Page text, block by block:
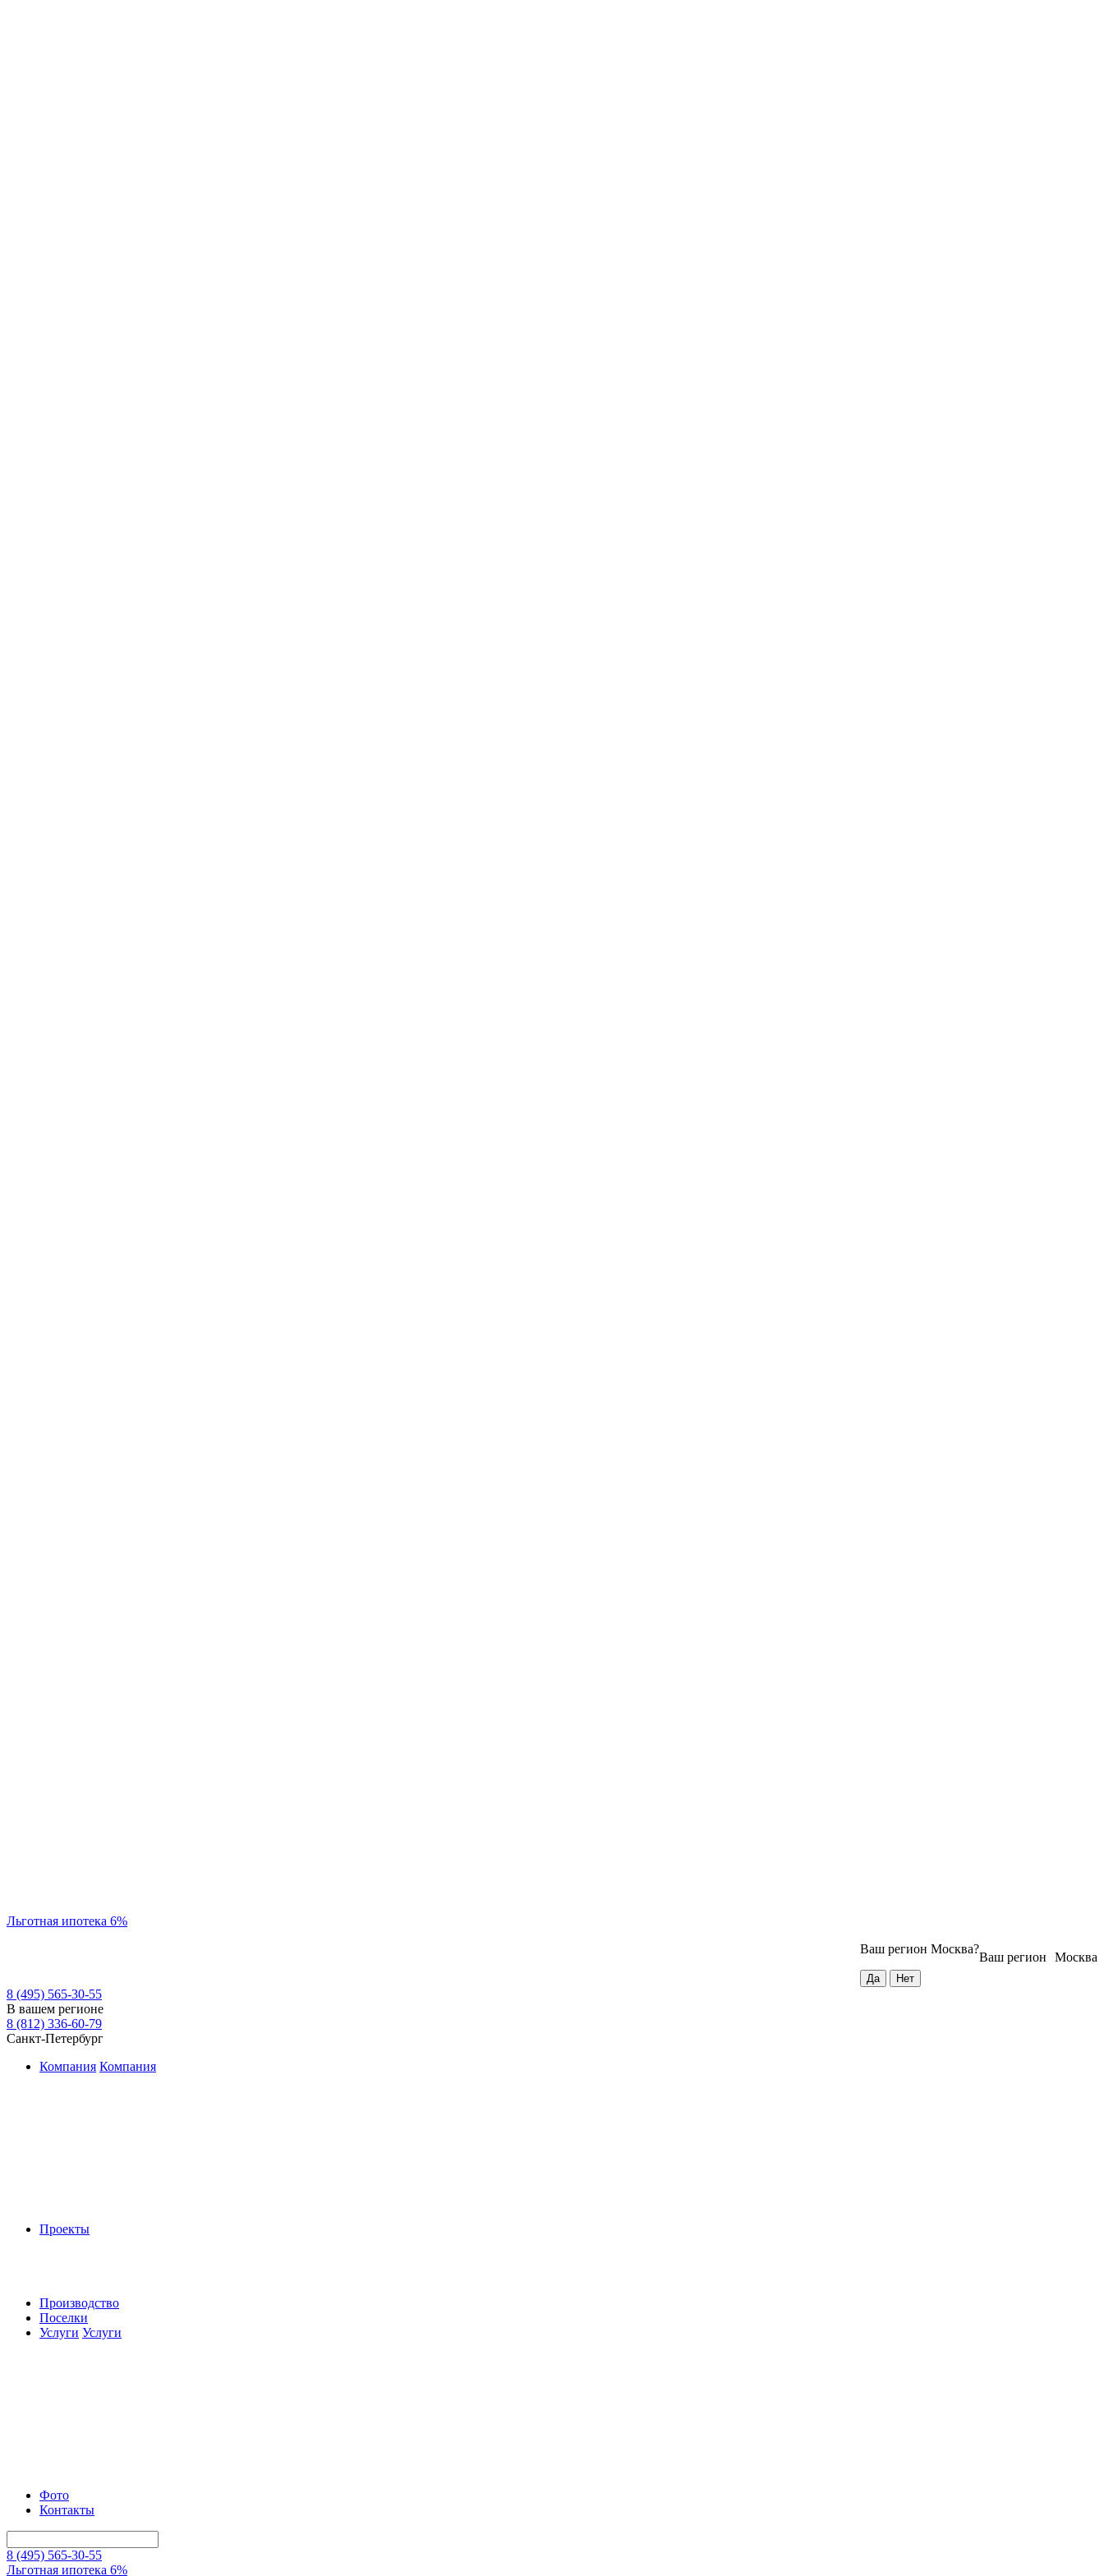
Льготная ипотека 6%
Москва
Ваш регион
Ваш регион Москва?
8 (495) 565-30-55
В вашем регионе
8 (812) 336-60-79
Санкт-Петербург
Компания Компания
Проекты
Производство
Поселки
Услуги Услуги
Фото
Контакты
8 (495) 565-30-55
Льготная ипотека 6%